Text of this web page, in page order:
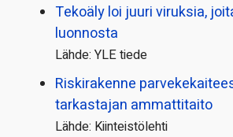
Tekoäly loi juuri viruksia,
luonnosta
Lähde: YLE tiede
Riskirakenne
tarkastajan ammattitaito
Lähde: Kiinteistölehti